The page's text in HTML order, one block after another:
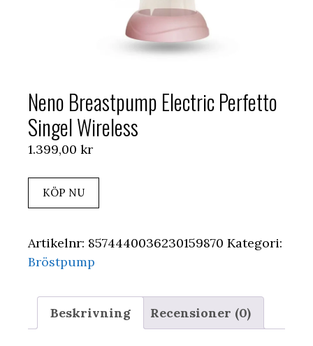
Neno Breastpump Electric Perfetto
Singel Wireless
1.399,00 kr
KÖP NU
Artikelnr: 8574440036230159870 Kategori:
Bröstpump
Beskrivning Recensioner (0)